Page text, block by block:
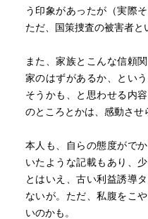
う印象があったが（実際
ただ、国策捜査の被害者と
また、家族とこんな信頼
家のはずがあるか、とい
そうかも、と思わせる内
のところとかは、感動させ
本人も、自らの態度がで
いたような記載もあり、
とはいえ、古い利益誘導
ないが。ただ、私腹をこ
いのかも。